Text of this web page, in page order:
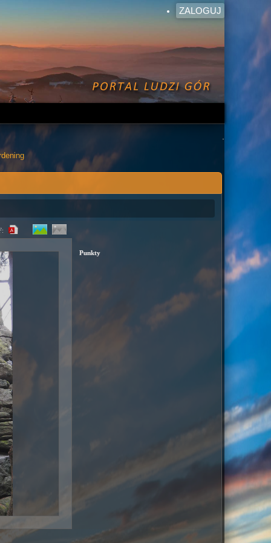
ZALOGUJ
Punkty